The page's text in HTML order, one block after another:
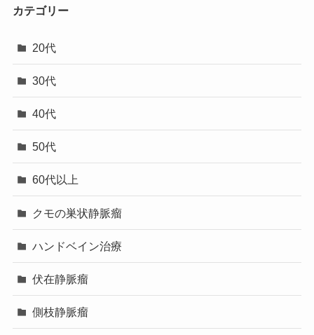
カテゴリー
20代
30代
40代
50代
60代以上
クモの巣状静脈瘤
ハンドベイン治療
伏在静脈瘤
側枝静脈瘤